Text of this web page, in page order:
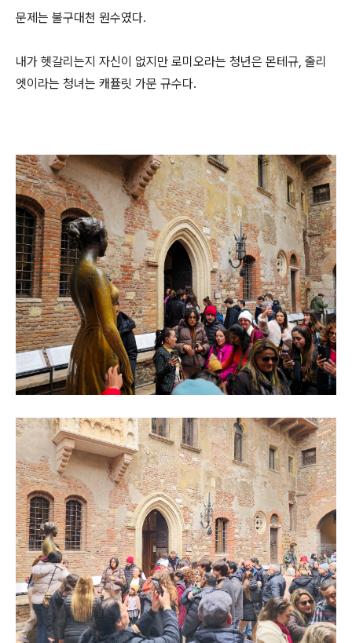
문제는 불구대천 원수였다.
내가 헷갈리는지 자신이 없지만 로미오라는 청년은 몬테규, 줄리
엣이라는 청녀는 캐퓰릿 가문 규수다.